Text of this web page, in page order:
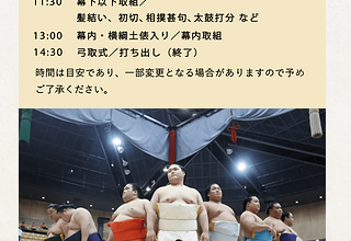
​大相撲
巡業